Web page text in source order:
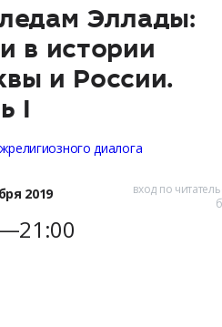
Эллады:
в истории
и России.
I
диалога
2019
вход по